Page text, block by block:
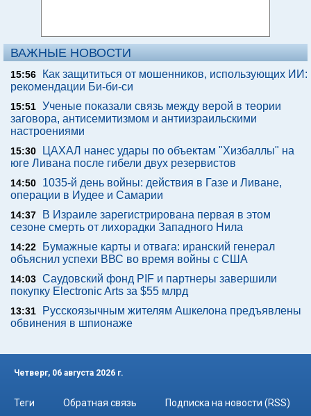
ВАЖНЫЕ НОВОСТИ
15:56
Как защититься от мошенников, использующих ИИ:
рекомендации Би-би-си
15:51
Ученые показали связь между верой в теории
заговора, антисемитизмом и антиизраильскими
настроениями
15:30
ЦАХАЛ нанес удары по объектам "Хизбаллы" на
юге Ливана после гибели двух резервистов
14:50
1035-й день войны: действия в Газе и Ливане,
операции в Иудее и Самарии
14:37
В Израиле зарегистрирована первая в этом
сезоне смерть от лихорадки Западного Нила
14:22
Бумажные карты и отвага: иранский генерал
объяснил успехи ВВС во время войны с США
14:03 Саудовский фонд PIF и партнеры завершили
покупку Electronic Arts за $55 млрд
13:31
Русскоязычным жителям Ашкелона предъявлены
обвинения в шпионаже
Четверг, 06 августа 2026 г.
Теги Обратная связь
Подписка на новости (RSS)